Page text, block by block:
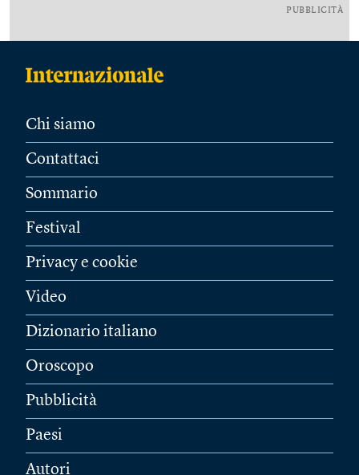
PUBBLICITÀ
Chi siamo
Contattaci
Sommario
Festival
Privacy e cookie
Video
Dizionario italiano
Oroscopo
Pubblicità
Paesi
Autori